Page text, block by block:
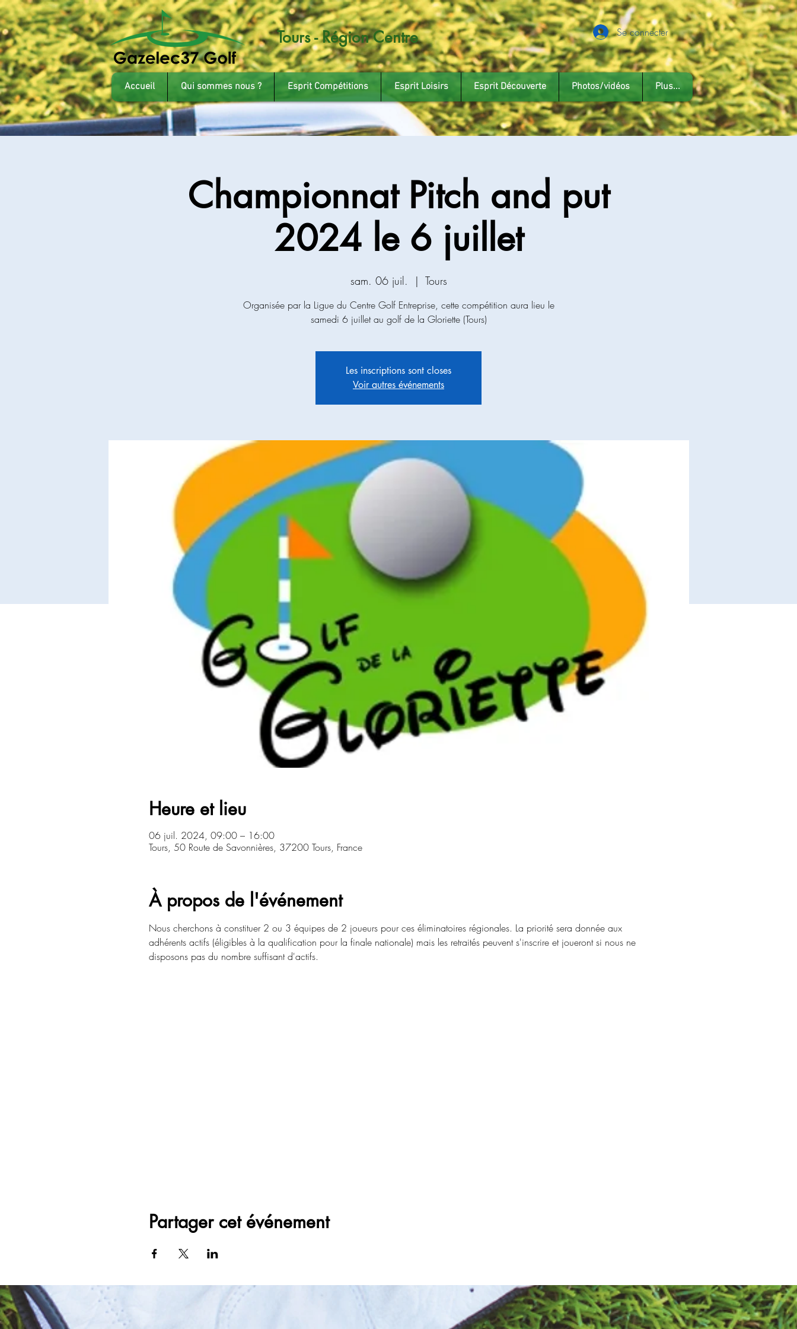
Tours - Région Centre Se connecter
Accueil Qui sommes nous ? Esprit Compétitions Esprit Loisirs Esprit Découverte Photos/vidéos Plus...
Championnat Pitch and put
2024 le 6 juillet
sam. 06 juil.
  |
Tours
Organisée par la Ligue du Centre Golf Entreprise, cette compétition aura lieu le
samedi 6 juillet au golf de la Gloriette (Tours)
Les inscriptions sont closes
Voir autres événements
Heure et lieu
06 juil. 2024, 09:00 – 16:00
Tours, 50 Route de Savonnières, 37200 Tours, France
À propos de l'événement
Nous cherchons à constituer 2 ou 3 équipes de 2 joueurs pour ces éliminatoires régionales. La priorité sera donnée aux
adhérents actifs (éligibles à la qualification pour la finale nationale) mais les retraités peuvent s'inscrire et joueront si nous ne
disposons pas du nombre suffisant d'actifs.
Partager cet événement